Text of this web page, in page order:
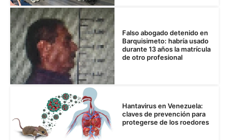
Falso abogado detenido en
Barquisimeto: habría usado
durante 13 años la matrícula
de otro profesional
Hantavirus en Venezuela:
claves de prevención para
protegerse de los roedores